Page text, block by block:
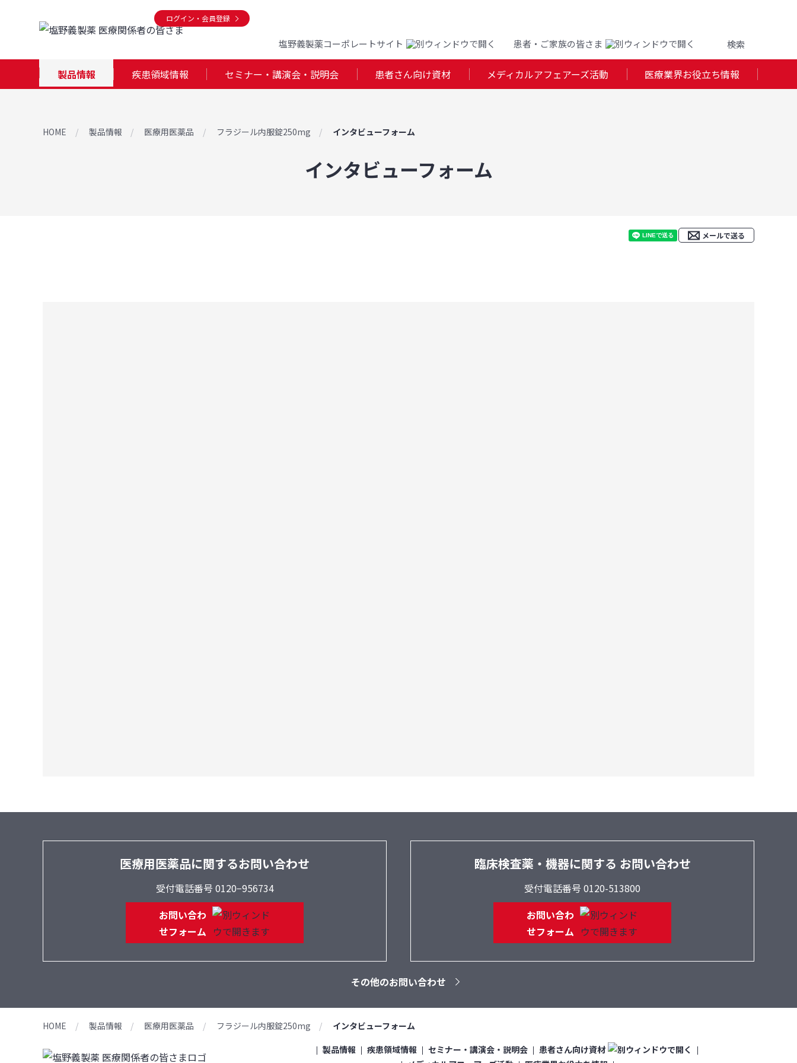
製品情報 疾患領域情報 セミナー・講演会・説明会 患者さん向け資材 メディカルアフェアーズ活動 医療業界お役立ち情報
塩野義製薬コーポレートサイト 患者・ご家族の皆さま
ログイン・会員登録
HOME 製品情報 医療用医薬品 フラジール内服錠250mg インタビューフォーム
インタビューフォーム
メールで送る
医療用医薬品に関するお問い合わせ
受付電話番号 0120−956734
お問い合わ
せフォーム
臨床検査薬・機器に関する お問い合わせ
受付電話番号 0120-513800
お問い合わ
せフォーム
その他のお問い合わせ
HOME 製品情報 医療用医薬品 フラジール内服錠250mg
インタビューフォーム
製品情報
疾患領域情報 セミナー・講演会・説明会
患者さん向け資材